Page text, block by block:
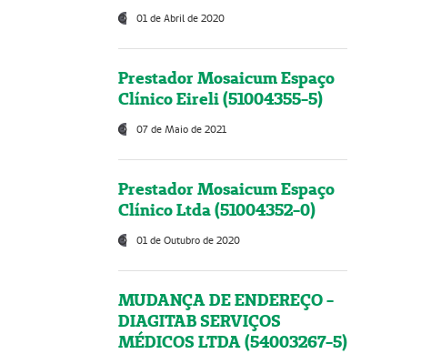
01 de Abril de 2020
Prestador Mosaicum Espaço
Clínico Eireli (51004355-5)
07 de Maio de 2021
Prestador Mosaicum Espaço
Clínico Ltda (51004352-0)
01 de Outubro de 2020
MUDANÇA DE ENDEREÇO -
DIAGITAB SERVIÇOS
MÉDICOS LTDA (54003267-5)